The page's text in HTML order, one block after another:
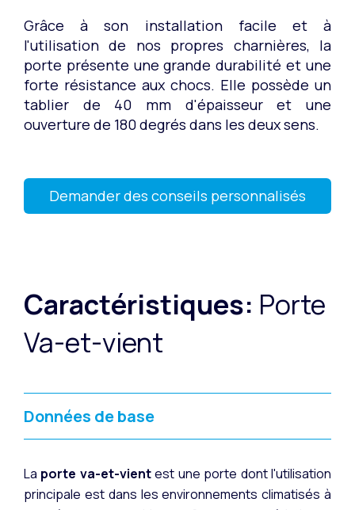
Grâce à son installation facile et à
l'utilisation de nos propres charnières, la
porte présente une grande durabilité et une
forte résistance aux chocs. Elle possède un
tablier de 40 mm d'épaisseur et une
ouverture de 180 degrés dans les deux sens.
Demander des conseils personnalisés
Caractéristiques: Porte
Va-et-vient
Données de base
La porte va-et-vientest une porte dont l'utilisation
principale est dans les environnements climatisés à